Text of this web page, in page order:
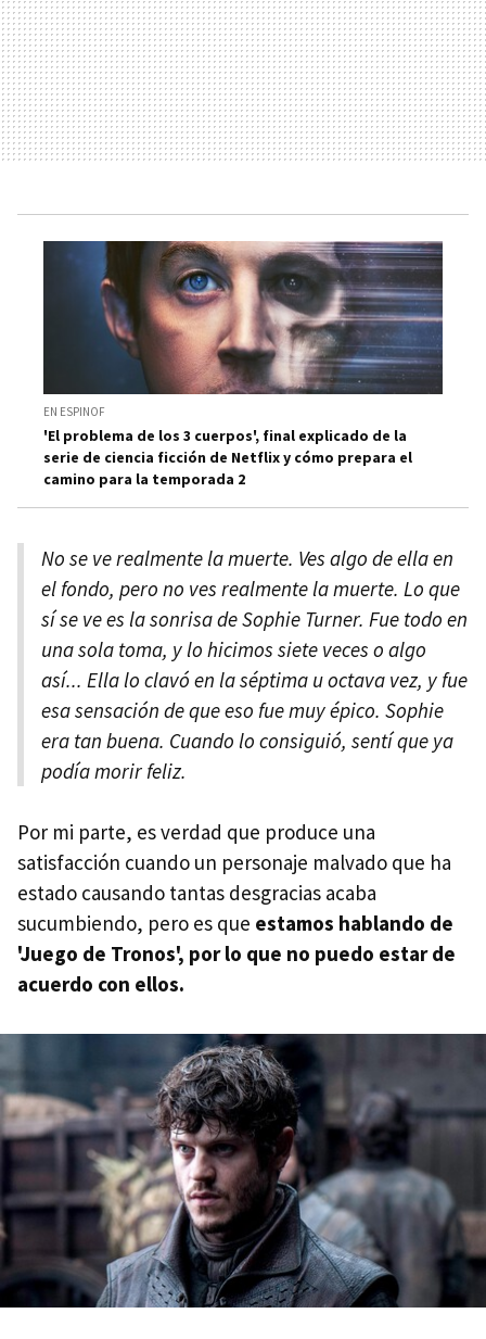
EN ESPINOF
'El problema de los 3 cuerpos', final explicado de la
serie de ciencia ficción de Netflix y cómo prepara el
camino para la temporada 2
No se ve realmente la muerte. Ves algo de ella en
el fondo, pero no ves realmente la muerte. Lo que
sí se ve es la sonrisa de Sophie Turner. Fue todo en
una sola toma, y lo hicimos siete veces o algo
así... Ella lo clavó en la séptima u octava vez, y fue
esa sensación de que eso fue muy épico. Sophie
era tan buena. Cuando lo consiguió, sentí que ya
podía morir feliz.
Por mi parte, es verdad que produce una
satisfacción cuando un personaje malvado que ha
estado causando tantas desgracias acaba
sucumbiendo, pero es que estamos hablando de
'Juego de Tronos', por lo que no puedo estar de
acuerdo con ellos.